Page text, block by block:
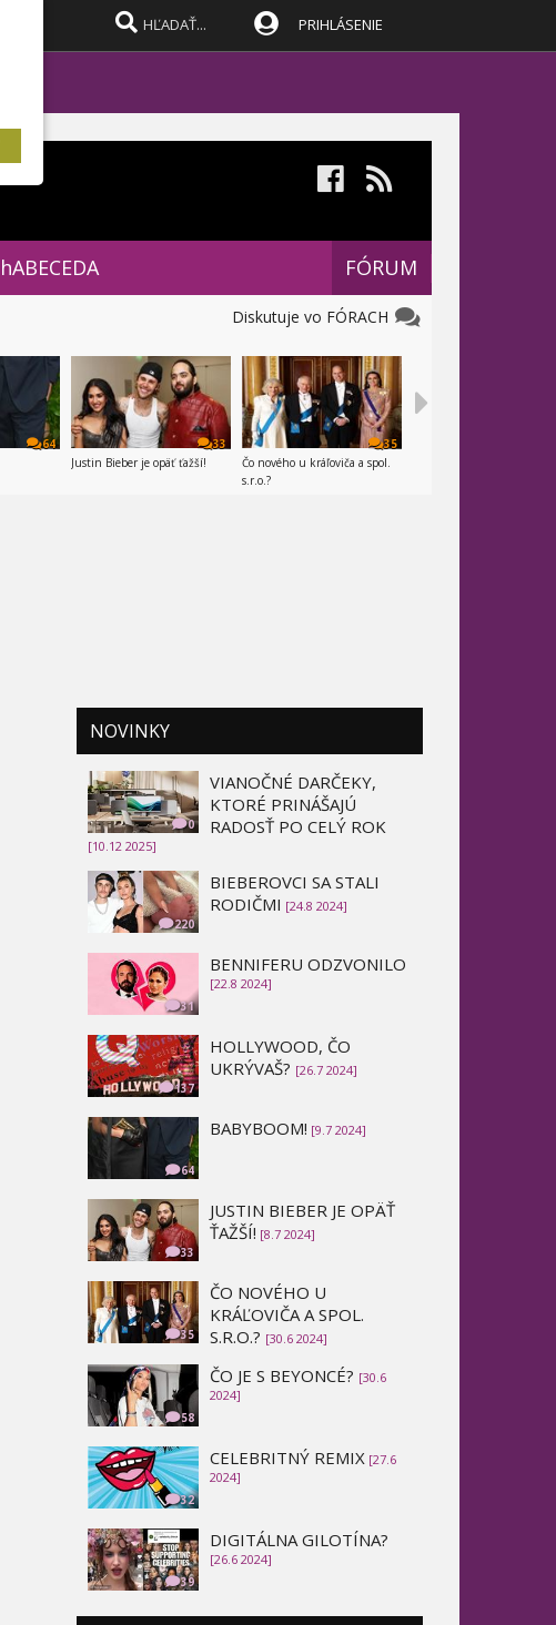
PRIHLÁSENIE
hABECEDA FÓRUM
Diskutuje vo FÓRACH
64
33
Justin Bieber je opäť ťažší!
35
Čo nového u kráľoviča a spol.
s.r.o.?
NOVINKY
0
VIANOČNÉ DARČEKY,
KTORÉ PRINÁŠAJÚ
RADOSŤ PO CELÝ ROK
[10.12 2025]
220
BIEBEROVCI SA STALI
RODIČMI [24.8 2024]
31
BENNIFERU ODZVONILO
[22.8 2024]
137
HOLLYWOOD, ČO
UKRÝVAŠ? [26.7 2024]
64
BABYBOOM! [9.7 2024]
33
JUSTIN BIEBER JE OPÄŤ
ŤAŽŠÍ! [8.7 2024]
35
ČO NOVÉHO U
KRÁĽOVIČA A SPOL.
S.R.O.? [30.6 2024]
58
ČO JE S BEYONCÉ? [30.6
2024]
32
CELEBRITNÝ REMIX [27.6
2024]
39
DIGITÁLNA GILOTÍNA?
[26.6 2024]